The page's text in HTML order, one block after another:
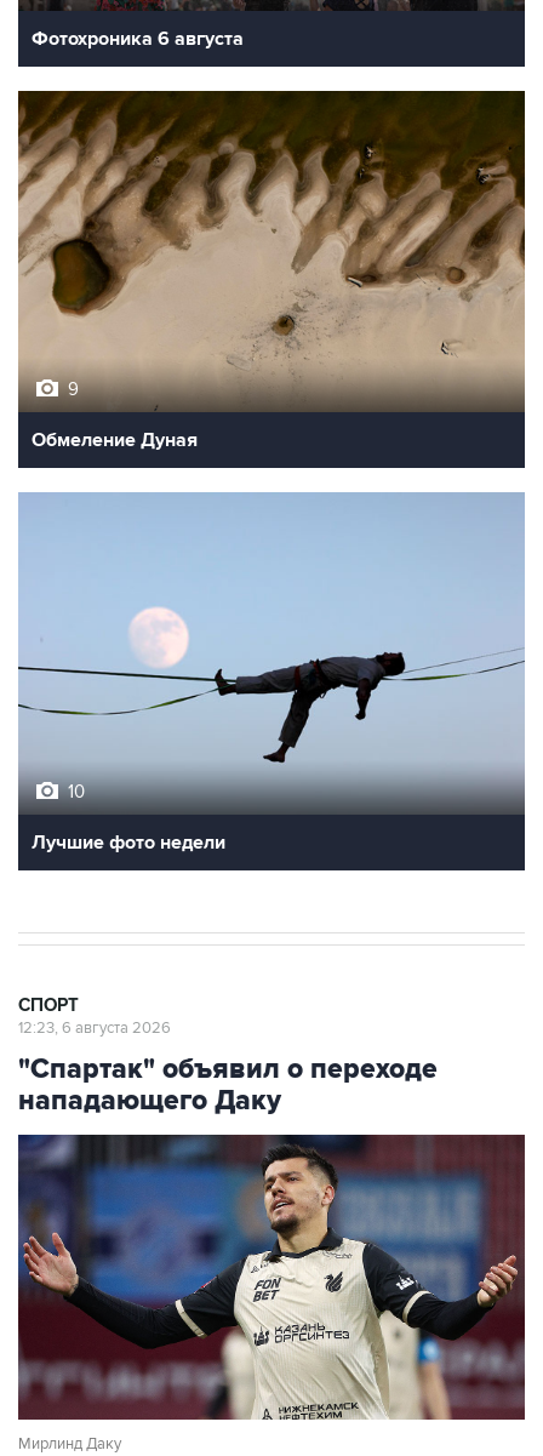
Фотохроника 6 августа
9
Обмеление Дуная
10
Лучшие фото недели
СПОРТ
12:23, 6 августа 2026
"Спартак" объявил о переходе
нападающего Даку
Мирлинд Даку